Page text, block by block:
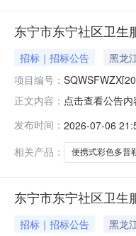
东宁市东宁社区卫生
招标｜招标公告 黑龙
项目编号：
正文内容： 点击查看公告
发布时间： 2026-07-06
相关产品：
便携式彩色多普
东宁市东宁社区卫生
招标｜招标公告 黑龙